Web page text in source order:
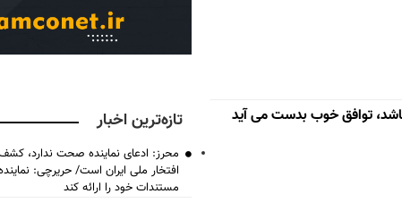
توافق خوب بدست می آید تازه‌ترین اخبار
محرز: ادعای نماینده صحت ندارد، کشف
افتخار ملی ایران است/ حریرچی:
مستندات خود را ارائه کند